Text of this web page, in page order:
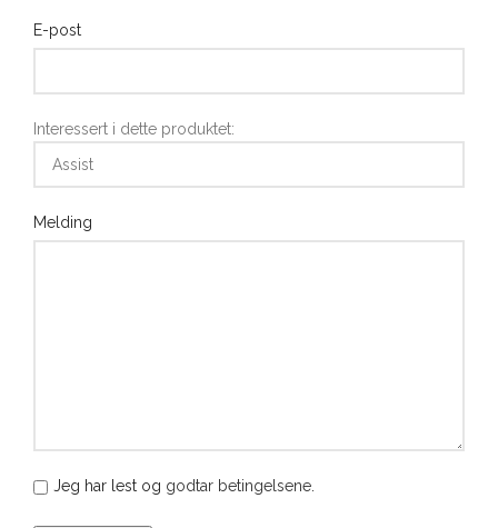
E-post
Interessert i dette produktet:
Melding
Jeg har lest og godtar betingelsene